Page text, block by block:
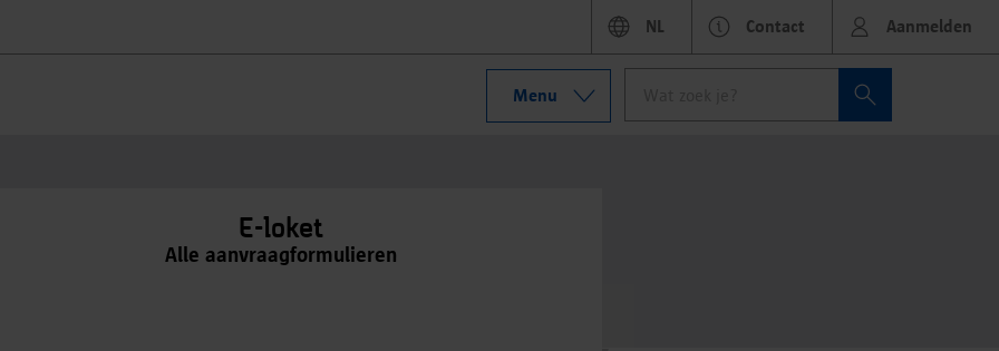
NL Contact Aanmelden
Menu
E-loket
Alle aanvraagformulieren